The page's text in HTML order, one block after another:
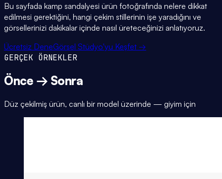
Bu sayfada kamp sandalyesi ürün fotoğrafında nelere dikkat
edilmesi gerektiğini, hangi çekim stillerinin işe yaradığını ve
görsellerinizi dakikalar içinde nasıl üreteceğinizi anlatıyoruz.
Ücretsiz DeneGörsel Stüdyo'yu Keşfet →
GERÇEK ÖRNEKLER
Önce → Sonra
Düz çekilmiş ürün, canlı bir model üzerinde — giyim için